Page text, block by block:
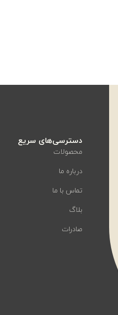
دسترسی‌های سریع
محصولات
درباره ما
تماس با ما
بلاگ
صادرات